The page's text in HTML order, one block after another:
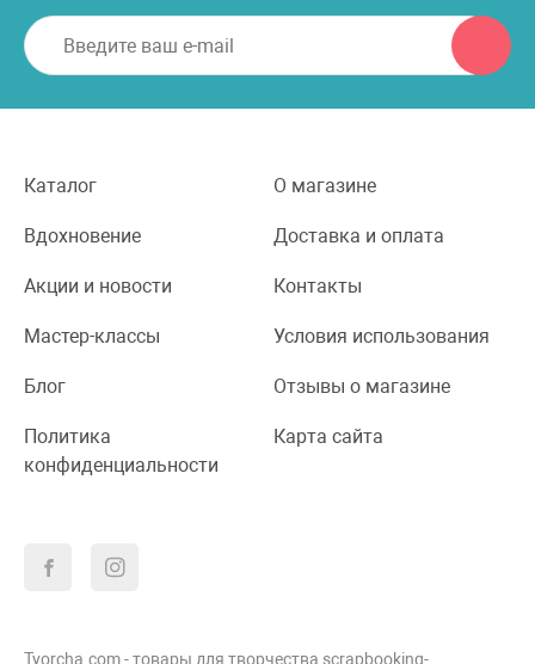
Каталог О магазине
Вдохновение Доставка и оплата
Акции и новости Контакты
Мастер-классы Условия использования
Блог Отзывы о магазине
Политика
конфиденциальности
Карта сайта
Tvorcha.com - товары для творчества scrapbooking-